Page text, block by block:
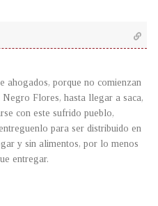
ahogados, porque no comienzan
Flores, hasta llegar a saca,
con este sufrido pueblo,
para ser distribuido en
y sin alimentos, por lo menos
entregar.